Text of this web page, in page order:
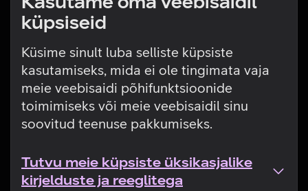
küpsiseid
Küsime sinult luba selliste küpsiste
kasutamiseks, mida ei ole tingimata vaja
meie veebisaidi põhifunktsioonide
toimimiseks või meie veebisaidil sinu
soovitud teenuse pakkumiseks.
Tutvu meie küpsiste üksikasjalike
kirjelduste ja reeglitega
Tehniline viga